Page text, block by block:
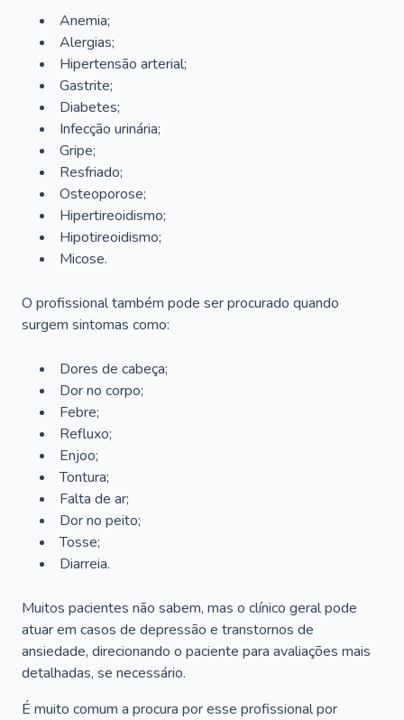
Anemia;
Alergias;
Hipertensão arterial;
Gastrite;
Diabetes;
Infecção urinária;
Gripe;
Resfriado;
Osteoporose;
Hipertireoidismo;
Hipotireoidismo;
Micose.
O profissional também pode ser procurado quando
surgem sintomas como:
Dores de cabeça;
Dor no corpo;
Febre;
Refluxo;
Enjoo;
Tontura;
Falta de ar;
Dor no peito;
Tosse;
Diarreia.
Muitos pacientes não sabem, mas o clínico geral pode
atuar em casos de depressão e transtornos de
ansiedade, direcionando o paciente para avaliações mais
detalhadas, se necessário.
É muito comum a procura por esse profissional por